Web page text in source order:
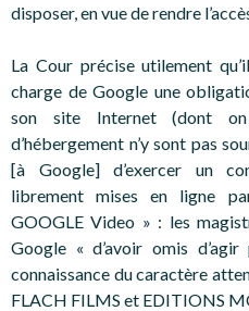
disposer, en vue de rendre
La Cour précise utilement
charge de Google une
son site Internet (dont
d’hébergement n’y sont pas
[à Google] d’exercer un
librement mises en ligne
GOOGLE Video » : les
Google « d’avoir omis
connaissance du caractère
FLACH FILMS et EDITIONS